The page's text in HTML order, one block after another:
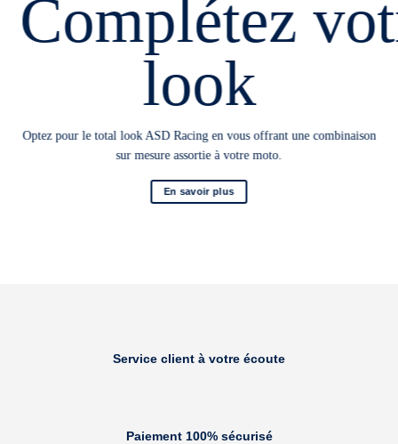
Complétez
look
Optez pour le total look ASD Racing en vous offrant une combinaison
sur mesure assortie à votre moto.
En savoir plus
Service client à votre écoute
Paiement 100% sécurisé